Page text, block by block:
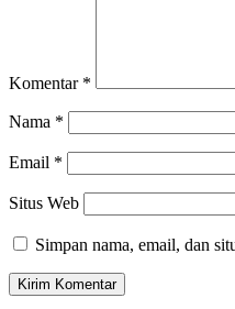
Komentar *
Nama *
Email *
Situs Web
Simpan nama, email, dan